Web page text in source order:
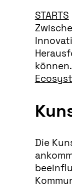
STARTS
Die